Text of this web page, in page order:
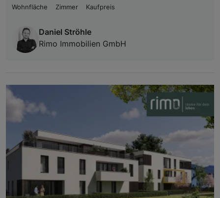
Wohnfläche
Zimmer Kaufpreis
Daniel Ströhle
Rimo Immobilien GmbH